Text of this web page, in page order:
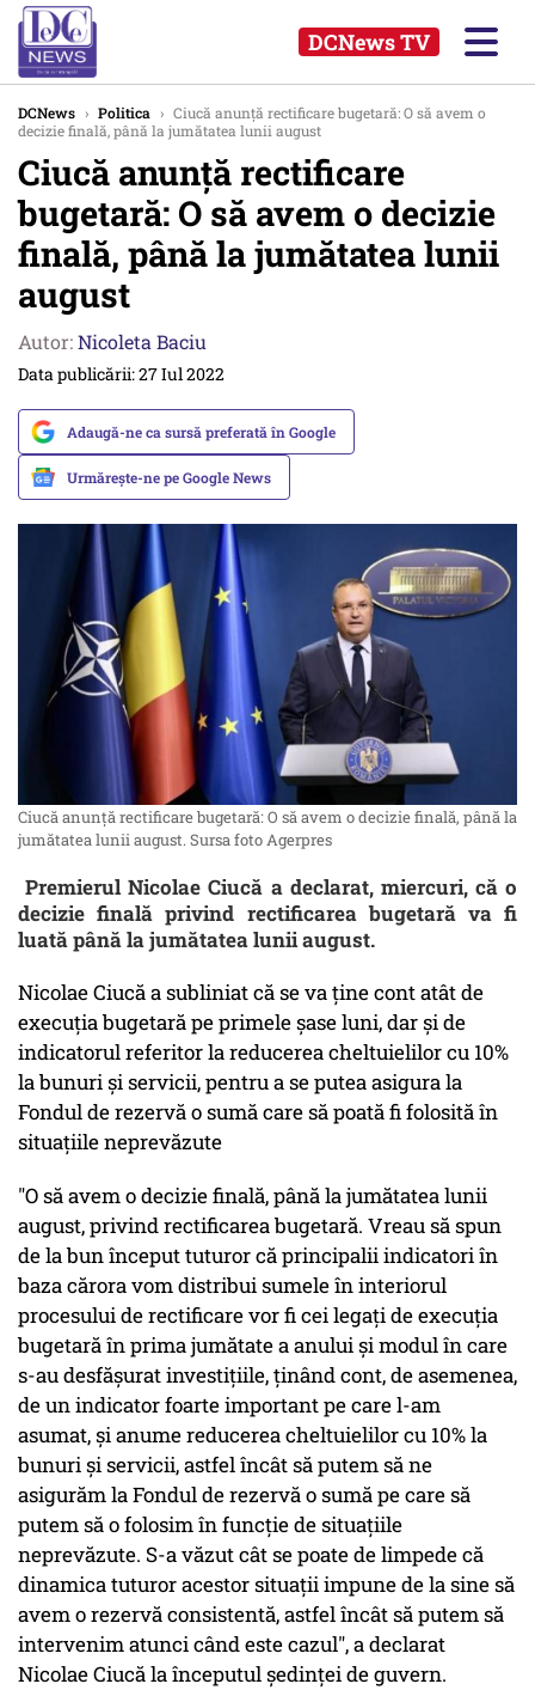
DCNews TV
DCNews › Politica › Ciucă anunță rectificare bugetară: O să avem o
decizie finală, până la jumătatea lunii august
Ciucă anunță rectificare
bugetară: O să avem o decizie
finală, până la jumătatea lunii
august
Autor:Nicoleta Baciu
Data publicării: 27 Iul 2022
Adaugă-ne ca sursă preferată în Google
Urmărește-ne pe Google News
Ciucă anunță rectificare bugetară: O să avem o decizie finală, până la
jumătatea lunii august. Sursa foto Agerpres
Premierul Nicolae Ciucă a declarat, miercuri, că o
decizie finală privind rectificarea bugetară va fi
luată până la jumătatea lunii august.
Nicolae Ciucă a subliniat că se va ţine cont atât de
execuţia bugetară pe primele şase luni, dar şi de
indicatorul referitor la reducerea cheltuielilor cu 10%
la bunuri şi servicii, pentru a se putea asigura la
Fondul de rezervă o sumă care să poată fi folosită în
situaţiile neprevăzute
"O să avem o decizie finală, până la jumătatea lunii
august, privind rectificarea bugetară. Vreau să spun
de la bun început tuturor că principalii indicatori în
baza cărora vom distribui sumele în interiorul
procesului de rectificare vor fi cei legaţi de execuţia
bugetară în prima jumătate a anului şi modul în care
s-au desfăşurat investiţiile, ţinând cont, de asemenea,
de un indicator foarte important pe care l-am
asumat, şi anume reducerea cheltuielilor cu 10% la
bunuri şi servicii, astfel încât să putem să ne
asigurăm la Fondul de rezervă o sumă pe care să
putem să o folosim în funcţie de situaţiile
neprevăzute. S-a văzut cât se poate de limpede că
dinamica tuturor acestor situaţii impune de la sine să
avem o rezervă consistentă, astfel încât să putem să
intervenim atunci când este cazul", a declarat
Nicolae Ciucă la începutul şedinţei de guvern.